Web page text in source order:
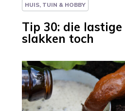
HUIS, TUIN & HOBBY
Tip 30: die lastige
slakken toch